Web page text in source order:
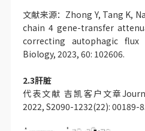
文献来源：Zhong Y, Tang K,
chain 4 gene-transfer
correcting autophagic flux
Biology, 2023, 60: 102606.
2.3肝脏
代表文献 吉凯客户文章
2022, S2090-1232(22): 00189-8.